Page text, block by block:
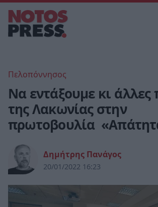
Πελοπόννησος
Να εντάξουμε κι άλλες
της Λακωνίας στην
πρωτοβουλία
Δημήτρης Πανάγος
20/01/2022 16:23